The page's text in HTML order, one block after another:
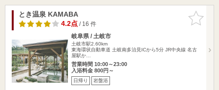
お気に入
りに追加
とき温泉 KAMABA
4.2点/ 16 件
岐阜県 / 土岐市
土岐市駅2.60km
東海環状自動車道 土岐南多治見ICから5分 JR中央線 名古
屋駅か…
営業時間 10:00～23:00
入浴料金 800円～
日帰り 岩盤浴